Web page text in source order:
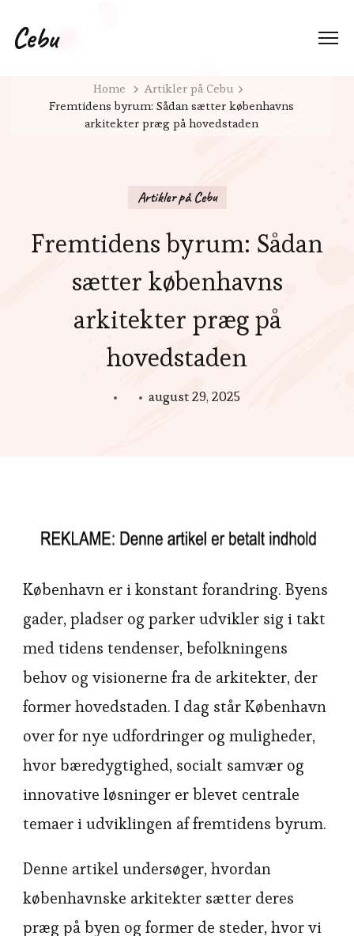
Cebu
Home
Artikler på Cebu
Fremtidens byrum: Sådan sætter københavns
arkitekter præg på hovedstaden
Artikler på Cebu
Fremtidens byrum: Sådan
sætter københavns
arkitekter præg på
hovedstaden
august 29, 2025
København er i konstant forandring. Byens
gader, pladser og parker udvikler sig i takt
med tidens tendenser, befolkningens
behov og visionerne fra de arkitekter, der
former hovedstaden. I dag står København
over for nye udfordringer og muligheder,
hvor bæredygtighed, socialt samvær og
innovative løsninger er blevet centrale
temaer i udviklingen af fremtidens byrum.
Denne artikel undersøger, hvordan
københavnske arkitekter sætter deres
præg på byen og former de steder, hvor vi